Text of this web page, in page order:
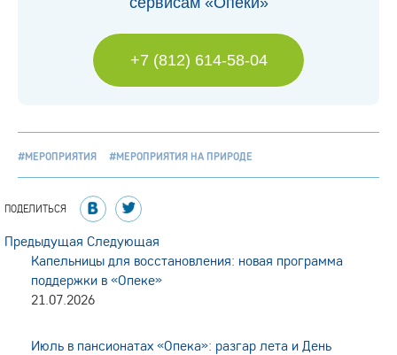
+7 (812) 614-58-04
#МЕРОПРИЯТИЯ #МЕРОПРИЯТИЯ НА ПРИРОДЕ
ПОДЕЛИТЬСЯ
Предыдущая Следующая
Капельницы для восстановления: новая программа
поддержки в «Опеке»
21.07.2026
Июль в пансионатах «Опека»: разгар лета и День